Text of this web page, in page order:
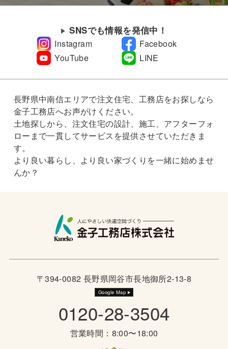
SNSでも情報を発信中！
Instagram
Facebook
YouTube
LINE
長野県中南信エリアで注文住宅、工務店をお探しなら
金子工務店へお声がけください。
土地探しから、注文住宅の設計、施工、アフターフォ
ローまで一貫してサービスを提供させていただきま
す。
より良い暮らし、より良い家づくりを一緒に始めませ
んか？
〒394-0082 長野県岡谷市長地御所2-13-8
Google Map
0120-28-3504
営業時間：8:00〜18:00